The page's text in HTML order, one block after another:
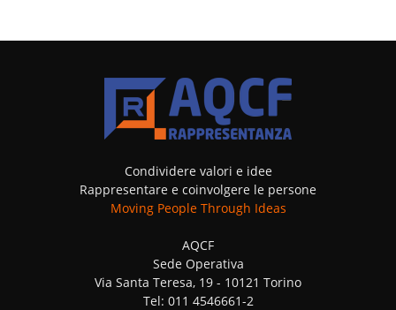
Condividere valori e idee
Rappresentare e coinvolgere le persone
Moving People Through Ideas
AQCF
Sede Operativa
Via Santa Teresa, 19 - 10121 Torino
Tel: 011 4546661-2